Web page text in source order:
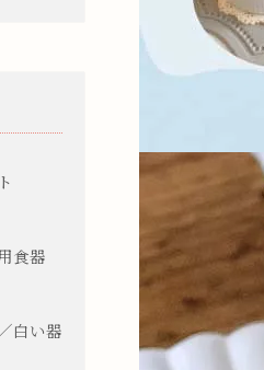
箸/カト
花瓶
陶箱
食器
白い器